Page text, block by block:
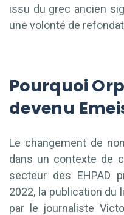
issu du grec ancien
une volonté de
Pourquoi
devenu
Le changement de
dans un contexte de
secteur des EHPAD
2022, la publication du
par le journaliste